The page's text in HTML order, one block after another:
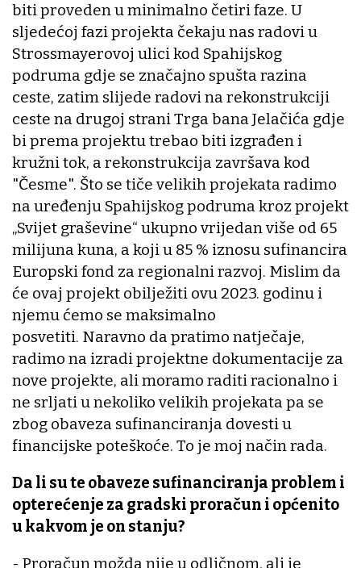
biti proveden u minimalno četiri faze. U
sljedećoj fazi projekta čekaju nas radovi u
Strossmayerovoj ulici kod Spahijskog
podruma gdje se značajno spušta razina
ceste, zatim slijede radovi na rekonstrukciji
ceste na drugoj strani Trga bana Jelačića gdje
bi prema projektu trebao biti izgrađen i
kružni tok, a rekonstrukcija završava kod
"Česme". Što se tiče velikih projekata radimo
na uređenju Spahijskog podruma kroz projekt
„Svijet graševine“ ukupno vrijedan više od 65
milijuna kuna, a koji u 85 % iznosu sufinancira
Europski fond za regionalni razvoj. Mislim da
će ovaj projekt obilježiti ovu 2023. godinu i
njemu ćemo se maksimalno
posvetiti. Naravno da pratimo natječaje,
radimo na izradi projektne dokumentacije za
nove projekte, ali moramo raditi racionalno i
ne srljati u nekoliko velikih projekata pa se
zbog obaveza sufinanciranja dovesti u
financijske poteškoće. To je moj način rada.
Da li su te obaveze sufinanciranja problem i
opterećenje za gradski proračun i općenito
u kakvom je on stanju?
- Proračun možda nije u odličnom, ali je